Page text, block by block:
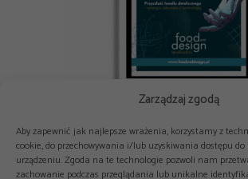
Zarządzaj zgodą
Aby zapewnić jak najlepsze wrażenia, korzystamy z
cookie, do przechowywania i/lub uzyskiwania dostępu
urządzeniu. Zgoda na te technologie pozwoli nam
zachowanie podczas przeglądania lub unikalne
E-book: Nowe technologie i AI w branży